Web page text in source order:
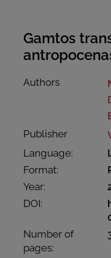
Gamtos
Authors
Publisher
Language:
Format:
Year:
DOI:
Number of
pages: